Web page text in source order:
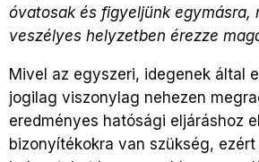
óvatosak és figyeljünk egymásra,
veszélyes helyzetben érezze
Mivel az egyszeri, idegenek által
jogilag viszonylag nehezen
eredményes hatósági eljáráshoz
bizonyítékokra van szükség, ezért